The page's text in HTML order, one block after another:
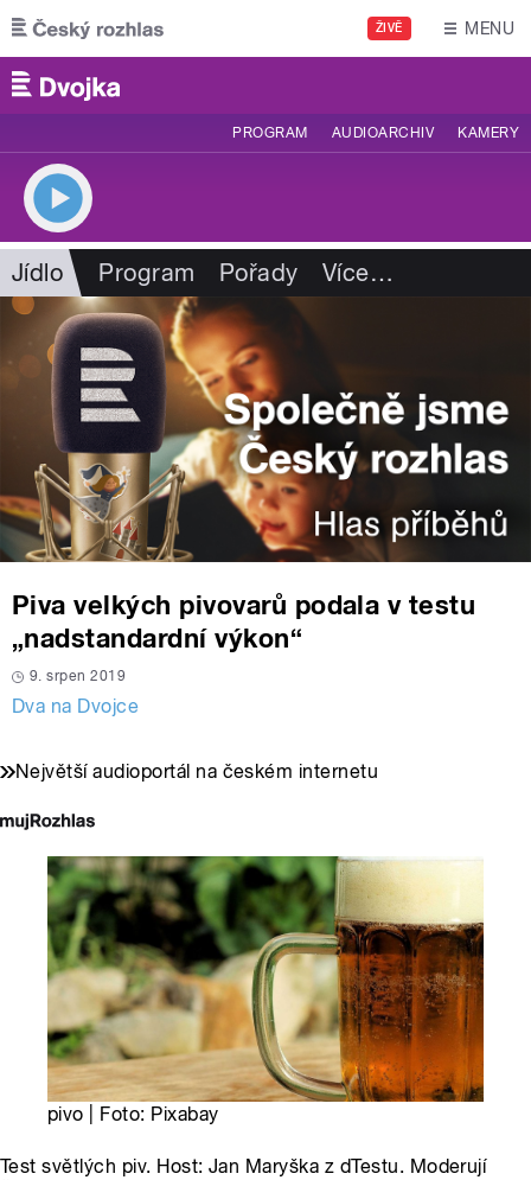
Přejít k hlavnímu obsahu
ŽIVĚ MENU
PROGRAM AUDIOARCHIV KAMERY
Jídlo Program Pořady Více…
Piva velkých pivovarů podala v testu
„nadstandardní výkon“
9. srpen 2019
Dva na Dvojce
Největší audioportál na českém internetu
pivo | Foto: Pixabay
Test světlých piv. Host: Jan Maryška z dTestu. Moderují